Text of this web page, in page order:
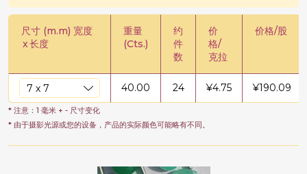
尺寸 (m.m) 宽度
x长度
重量
(Cts.)
约
件
数
价
格/
克拉
价格/股
40.00 24 ¥4.75 ¥190.09
* 注意：1 毫米 + - 尺寸变化
* 由于摄影光源或您的设备，产品的实际颜色可能略有不同。